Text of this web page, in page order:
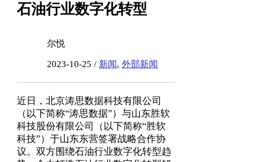
石油行业数字化转型
尔悦
2023-10-25 / 新闻, 外部新闻
近日，北京涛思数据科技有限公司
（以下简称“涛思数据”）与山东胜软
科技股份有限公司（以下简称“胜软
科技”）于山东东营签署战略合作协
议。双方围绕石油行业数字化转型趋